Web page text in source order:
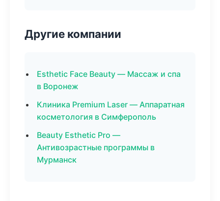
Другие компании
Esthetic Face Beauty — Массаж и спа
в Воронеж
Клиника Premium Laser — Аппаратная
косметология в Симферополь
Beauty Esthetic Pro —
Антивозрастные программы в
Мурманск